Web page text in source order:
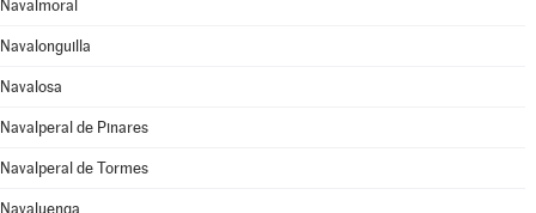
Navalmoral
Navalonguilla
Navalosa
Navalperal de Pinares
Navalperal de Tormes
Navaluenga